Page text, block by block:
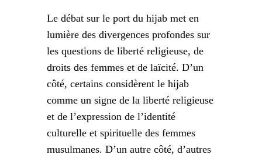
Le débat sur le port du hijab met en
lumière des divergences profondes sur
les questions de liberté religieuse, de
droits des femmes et de laïcité. D’un
côté, certains considèrent le hijab
comme un signe de la liberté religieuse
et de l’expression de l’identité
culturelle et spirituelle des femmes
musulmanes. D’un autre côté, d’autres